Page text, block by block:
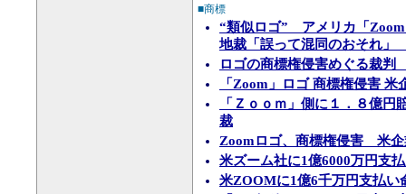
■商標
“類似ロゴ” アメリカ「
地裁「誤って混同のおそれ
ロゴの商標権侵害めぐる裁
「Zoom」ロゴ 商標権侵害
「Ｚｏｏｍ」側に１．８億
裁
Zoomロゴ、商標権侵害 米企
米ズーム社に1億6000万円支
米ZOOMに1億6千万円支払